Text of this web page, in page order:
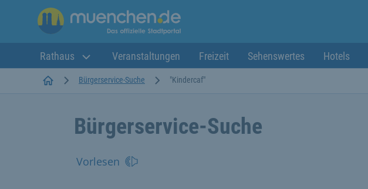
Rathaus Veranstaltungen Freizeit Sehenswertes Hotels
StartseiteBürgerservice-Suche "Kindercaf"
Bürgerservice-Suche
Vorlesen